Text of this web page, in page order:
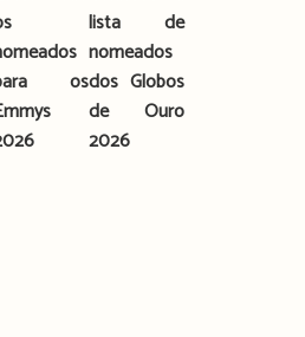
os
lista de
nomeados
dos Globos
de Ouro
2026